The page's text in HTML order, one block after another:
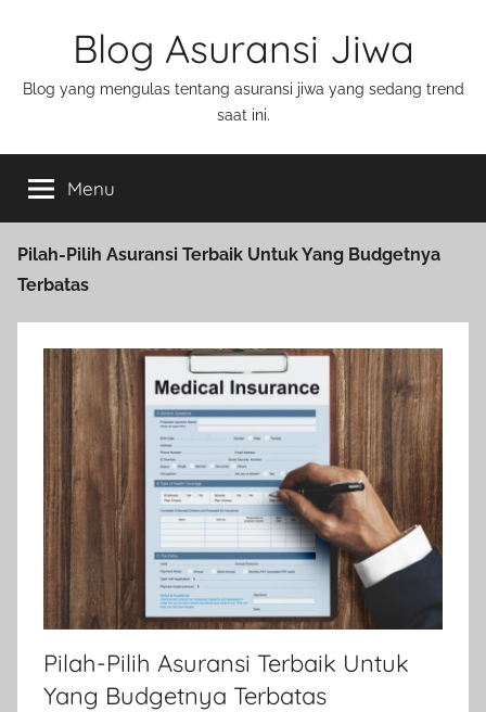
Blog Asuransi Jiwa
Blog yang mengulas tentang asuransi jiwa yang sedang trend
saat ini.
Menu
Pilah-Pilih Asuransi Terbaik Untuk Yang Budgetnya
Terbatas
Pilah-Pilih Asuransi Terbaik Untuk
Yang Budgetnya Terbatas